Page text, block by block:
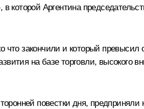
Аргентина
закончили и который превысил
на базе торговли, высокого
повестки дня,